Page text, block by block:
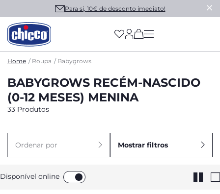
Para si, 10€ de desconto imediato!
(has more options
Home Roupa Babygrows
BABYGROWS RECÉM-NASCIDO
(0-12 MESES) MENINA
33 Produtos
Ordenar por Mostrar filtros
Disponível online